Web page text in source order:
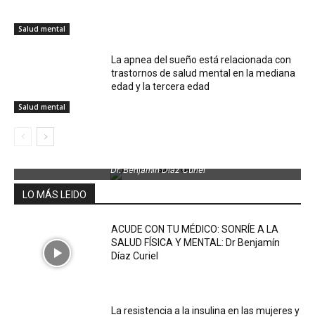
Salud mental
Salud mental
La apnea del sueño está relacionada con
trastornos de salud mental en la mediana
edad y la tercera edad
Dr. Benjamin Díaz Curiel
LO MÁS LEIDO
ACUDE CON TU MÉDICO: SONRÍE A LA
SALUD FÍSICA Y MENTAL: Dr Benjamín
Díaz Curiel
La resistencia a la insulina en las mujeres y